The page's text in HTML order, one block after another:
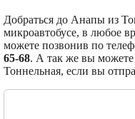
Добраться до Анапы из
микроавтобусе, в любое
можете позвонив по
65-68. А так же вы можете
Тоннельная, если вы